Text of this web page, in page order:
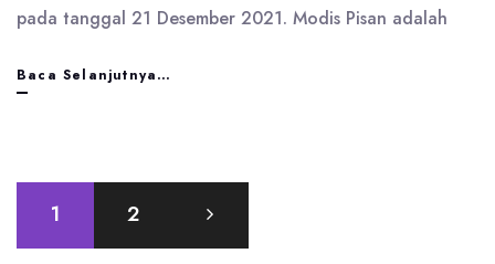
pada tanggal 21 Desember 2021. Modis Pisan adalah
Baca Selanjutnya…
Tengah
ditunjuk
Paginasi
pos
1 2